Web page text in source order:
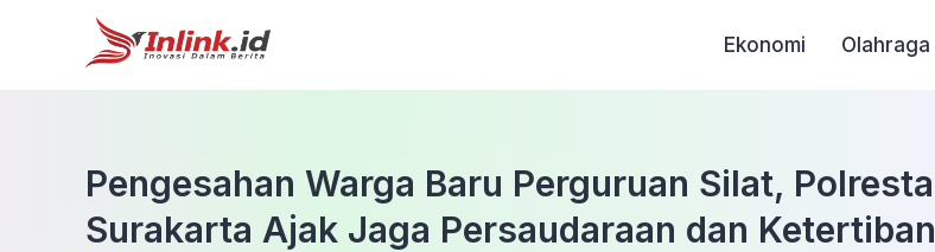
Ekonomi Olahraga
Pengesahan Warga Baru Perguruan Silat, Polresta
Surakarta Ajak Jaga Persaudaraan dan Ketertiban